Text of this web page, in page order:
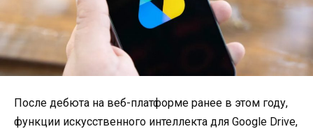
После дебюта на веб-платформе ранее в этом году,
функции искусственного интеллекта для Google Drive,